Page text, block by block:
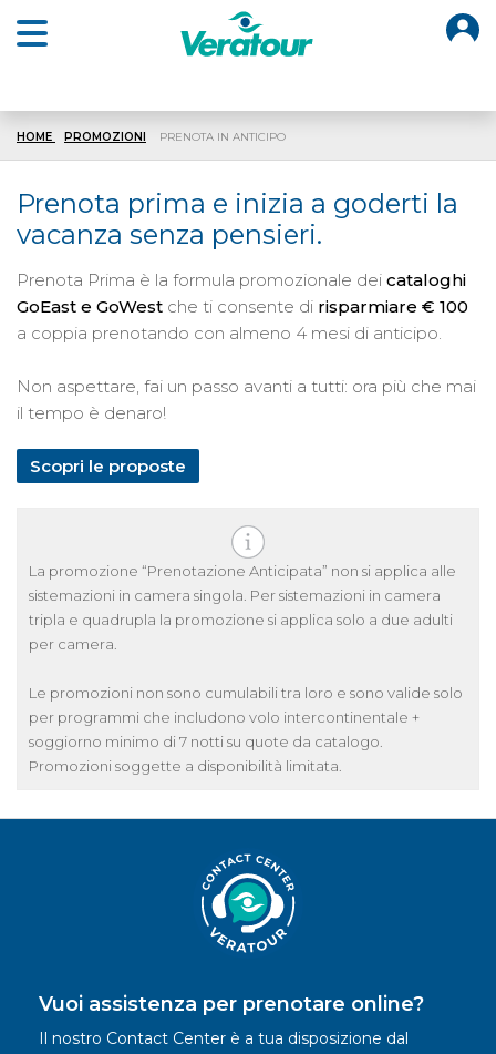
HOME PROMOZIONI PRENOTA IN ANTICIPO
Prenota prima e inizia a goderti la
vacanza senza pensieri.
Prenota Prima è la formula promozionale dei cataloghi
GoEast e GoWest che ti consente di risparmiare € 100
a coppia prenotando con almeno 4 mesi di anticipo.
Non aspettare, fai un passo avanti a tutti: ora più che mai
il tempo è denaro!
Scopri le proposte
La promozione “Prenotazione Anticipata” non si applica alle
sistemazioni in camera singola. Per sistemazioni in camera
tripla e quadrupla la promozione si applica solo a due adulti
per camera.
Le promozioni non sono cumulabili tra loro e sono valide solo
per programmi che includono volo intercontinentale +
soggiorno minimo di 7 notti su quote da catalogo.
Promozioni soggette a disponibilità limitata.
Vuoi assistenza per prenotare online?
Il nostro Contact Center è a tua disposizione dal